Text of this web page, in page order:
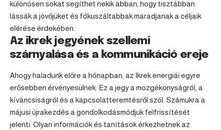
különösen sokat segíthet nekik abban, hogy tisztábban
lássák a jövőjüket és fókuszáltabbak maradjanak a céljaik
elérése érdekében.
Az ikrek jegyének szellemi
szárnyalása és a kommunikáció ereje
Ahogy haladunk előre a hónapban, az Ikrek energiái egyre
erősebben érvényesülnek. Ez a jegy a mozgékonyságról, a
kíváncsiságról és a kapcsolatteremtésről szól. Számukra a
májusi újrakezdés a gondolkodásmódjuk felfrissítését
jelenti. Olyan információk és tanítások érkezhetnek az